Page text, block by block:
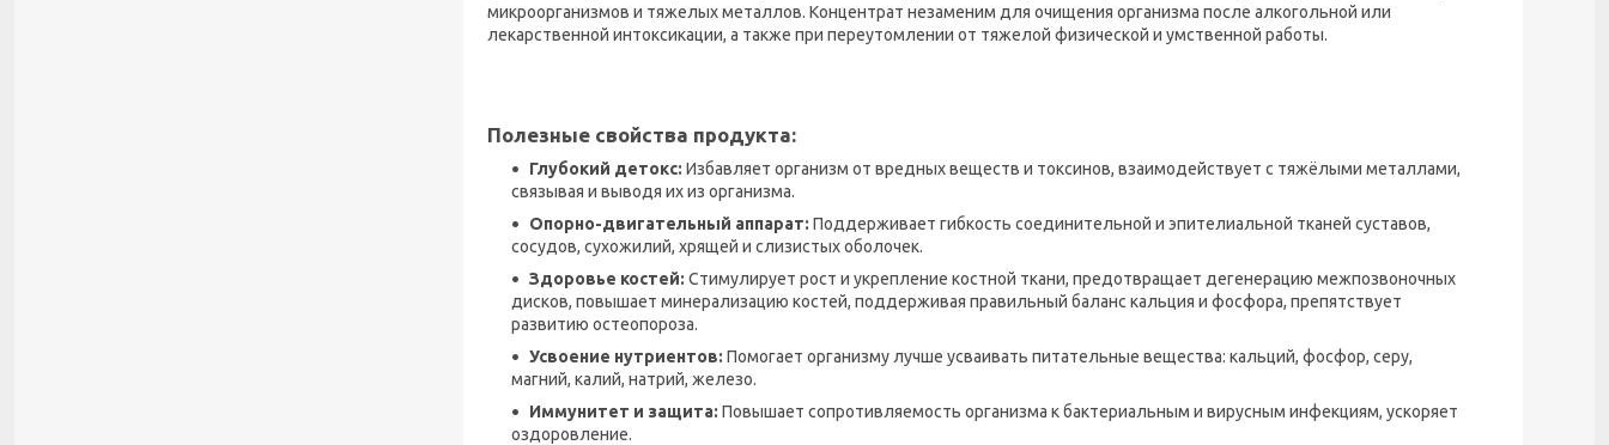
микроорганизмов и тяжелых металлов. Концентрат незаменим для очищения организма после алкогольной или
лекарственной интоксикации, а также при переутомлении от тяжелой физической и умственной работы.
Полезные свойства продукта:
Глубокий детокс: Избавляет организм от вредных веществ и токсинов, взаимодействует с тяжёлыми металлами,
связывая и выводя их из организма.
Опорно-двигательный аппарат: Поддерживает гибкость соединительной и эпителиальной тканей суставов,
сосудов, сухожилий, хрящей и слизистых оболочек.
Здоровье костей: Стимулирует рост и укрепление костной ткани, предотвращает дегенерацию межпозвоночных
дисков, повышает минерализацию костей, поддерживая правильный баланс кальция и фосфора, препятствует
развитию остеопороза.
Усвоение нутриентов: Помогает организму лучше усваивать питательные вещества: кальций, фосфор, серу,
магний, калий, натрий, железо.
Иммунитет и защита: Повышает сопротивляемость организма к бактериальным и вирусным инфекциям, ускоряет
оздоровление.